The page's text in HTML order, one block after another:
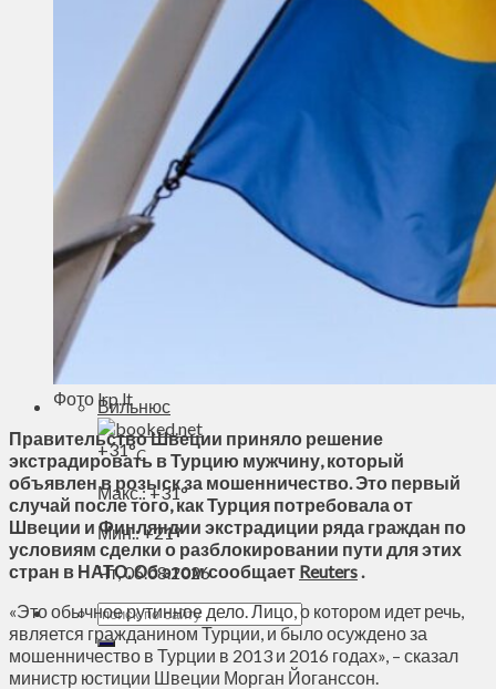
ЛК рекомендует
Сеньорам
Образование
Здравоохранение
Экология
Происшествия
Приграничье
Деньги
Визиты
Выборы
Агроновости
Едим дома
Ищу семью
Вильнюс
+31°C
Макс.:+31°
Мин.:+21°
Чт, 06.08.2026
Фото lrp.lt
Правительство Швеции приняло решение
экстрадировать в Турцию мужчину, который
объявлен в розыск за мошенничество. Это первый
случай после того, как Турция потребовала от
Швеции и Финляндии экстрадиции ряда граждан по
условиям сделки о разблокировании пути для этих
стран в НАТО. Об этом сообщает Reuters.
«Это обычное рутинное дело. Лицо, о котором идет речь,
является гражданином Турции, и было осуждено за
мошенничество в Турции в 2013 и 2016 годах», – сказал
министр юстиции Швеции Морган Йоганссон.